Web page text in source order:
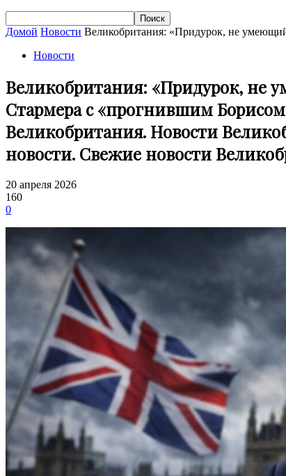
Домой Новости Великобритания: «Придурок, не умеющий
Новости
Великобритания: «Придурок, не
Стармера с «прогнившим
Великобритания. Новости
новости. Свежие новости
20 апреля 2026
160
0